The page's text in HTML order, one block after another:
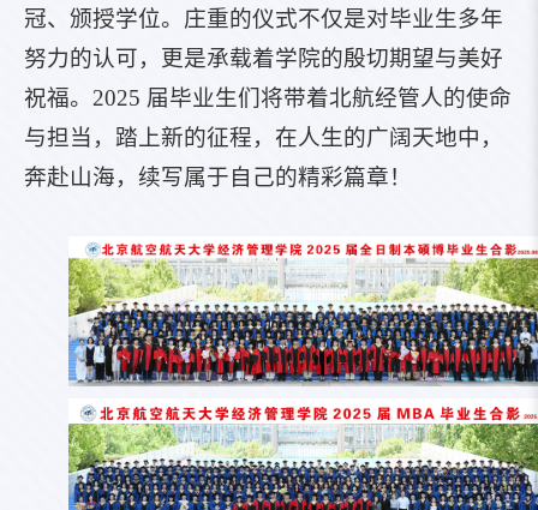
冠、颁授学位。庄重的仪式不仅是对毕业生多年
努力的认可，更是承载着学院的殷切期望与美好
祝福。2025 届毕业生们将带着北航经管人的使命
与担当，踏上新的征程，在人生的广阔天地中，
奔赴山海，续写属于自己的精彩篇章！